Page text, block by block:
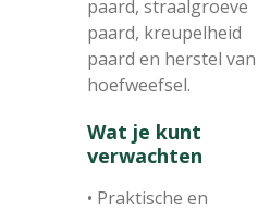
paard, straalgroeve
paard, kreupelheid
paard en herstel van
hoefweefsel.
Wat je kunt
verwachten
• Praktische en